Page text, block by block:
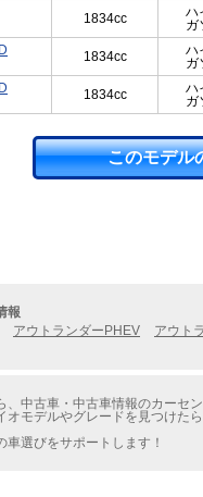
1834cc
ハ
ガ
1834cc
ハ
ガ
1834cc
ハ
ガ
このモデル
報
アウトランダーPHEV アウト
、中古車・中古車情報のカーセ
オモデルやグレードを見つけた
車選びをサポートします！